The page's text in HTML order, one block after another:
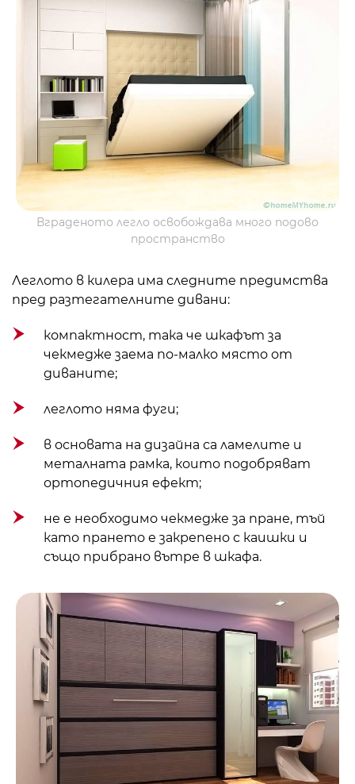
Вграденото легло освобождава много подово
пространство
Леглото в килера има следните предимства
пред разтегателните дивани:
компактност, така че шкафът за
чекмедже заема по-малко място от
диваните;
леглото няма фуги;
в основата на дизайна са ламелите и
металната рамка, които подобряват
ортопедичния ефект;
не е необходимо чекмедже за пране, тъй
като прането е закрепено с каишки и
също прибрано вътре в шкафа.